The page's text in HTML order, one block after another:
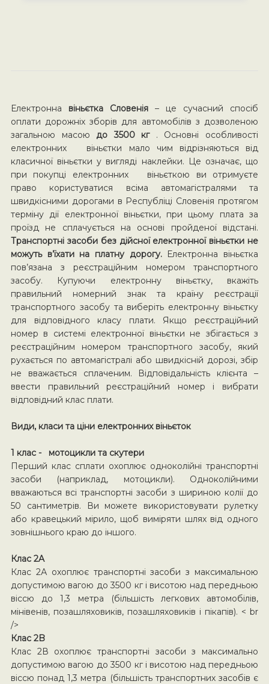
Електронна віньєтка Словенія– це сучасний спосіб
оплати дорожніх зборів для автомобілів з дозволеною
загальною масою до 3500 кг . Основні особливості
електронних віньєтки мало чим відрізняються від
класичної віньєтки у вигляді наклейки. Це означає, що
при покупці електронних віньєткою ви отримуєте
право користуватися всіма автомагістралями та
швидкісними дорогами в Республіці Словенія протягом
терміну дії електронної віньєтки, при цьому плата за
проїзд не сплачується на основі пройденої відстані.
Транспортні засоби без дійсної електронної віньєтки не
можуть в’їхати на платну дорогу. Електронна віньєтка
пов’язана з реєстраційним номером транспортного
засобу. Купуючи електронну віньєтку, вкажіть
правильний номерний знак та країну реєстрації
транспортного засобу та виберіть електронну віньєтку
для відповідного класу плати. Якщо реєстраційний
номер в системі електронної віньєтки не збігається з
реєстраційним номером транспортного засобу, який
рухається по автомагістралі або швидкісній дорозі, збір
не вважається сплаченим. Відповідальність клієнта –
ввести правильний реєстраційний номер і вибрати
відповідний клас плати.
Види, класи та ціни електронних віньєток
1 клас - мотоцикли та скутери
Перший клас сплати охоплює одноколійні транспортні
засоби (наприклад, мотоцикли). Одноколійними
вважаються всі транспортні засоби з шириною колії до
50 сантиметрів. Ви можете використовувати рулетку
або кравецький мірило, щоб виміряти шлях від одного
зовнішнього краю до іншого.
Клас 2A
Клас 2А охоплює транспортні засоби з максимальною
допустимою вагою до 3500 кг і висотою над передньою
віссю до 1,3 метра (більшість легкових автомобілів,
мінівенів, позашляховиків, позашляховиків і пікапів). < br
/>
Клас 2B
Клас 2В охоплює транспортні засоби з максимально
допустимою вагою до 3500 кг і висотою над передньою
віссю понад 1,3 метра (більшість транспортних засобів є